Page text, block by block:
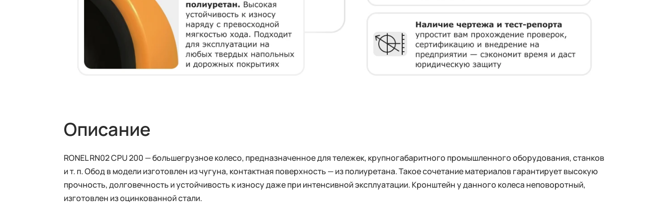
Описание
RONEL RN02 CPU 200 — большегрузное колесо, предназначенное для тележек, крупногабаритного промышленного оборудования, станков
и т. п. Обод в модели изготовлен из чугуна, контактная поверхность — из полиуретана. Такое сочетание материалов гарантирует высокую
прочность, долговечность и устойчивость к износу даже при интенсивной эксплуатации. Кронштейн у данного колеса неповоротный,
изготовлен из оцинкованной стали.